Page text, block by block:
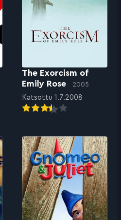
The Exorcism of
Emily Rose
2005
Katsottu 1.7.2008